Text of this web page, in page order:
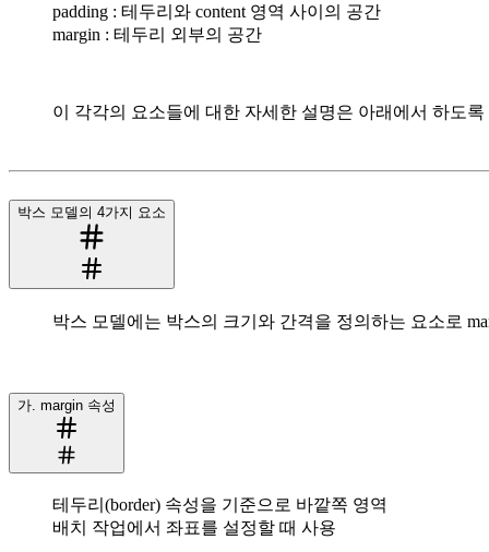
padding : 테두리와 content 영역 사이의 공간
margin : 테두리 외부의 공간
이 각각의 요소들에 대한 자세한 설명은 아래에서 하도록
박스 모델의 4가지 요소
박스 모델에는 박스의 크기와 간격을 정의하는 요소로
가. margin 속성
테두리(border) 속성을 기준으로 바깥쪽 영역
배치 작업에서 좌표를 설정할 때 사용